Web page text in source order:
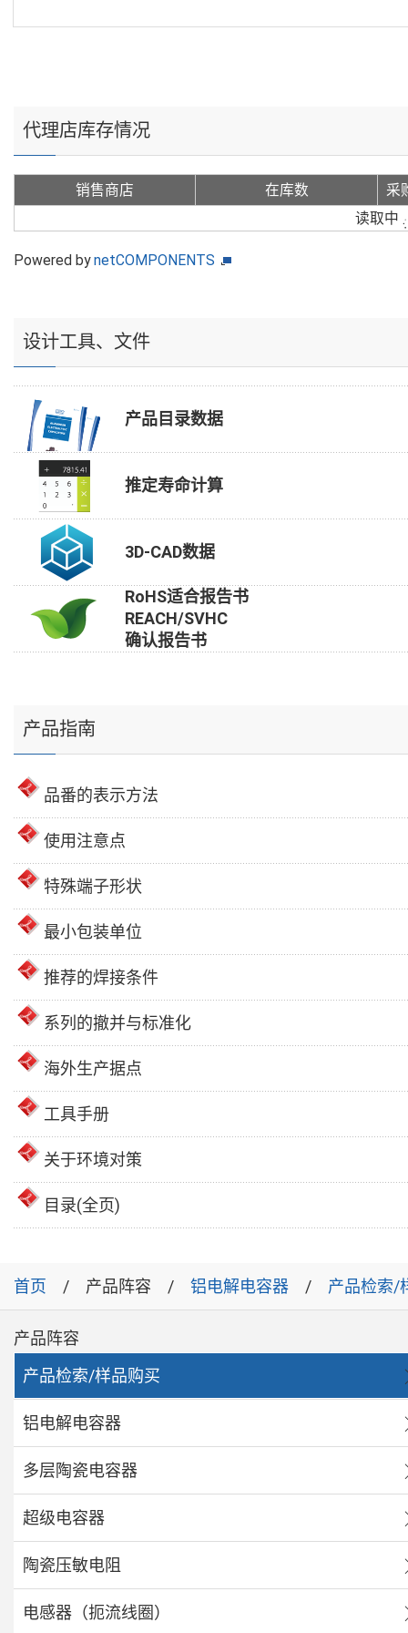
代理店库存情况
销售商店 在库数
采
读取中
Powered bynetCOMPONENTS
设计工具、文件
产品目录数据
推定寿命计算
3D-CAD数据
RoHS适合报告书
REACH/SVHC
确认报告书
产品指南
品番的表示方法
使用注意点
特殊端子形状
最小包装单位
推荐的焊接条件
系列的撤并与标准化
海外生产据点
工具手册
关于环境对策
目录(全页)
首页 产品阵容 铝电解电容器 产品检索/
产品阵容
产品检索/样品购买
铝电解电容器
多层陶瓷电容器
超级电容器
陶瓷压敏电阻
电感器（扼流线圈）